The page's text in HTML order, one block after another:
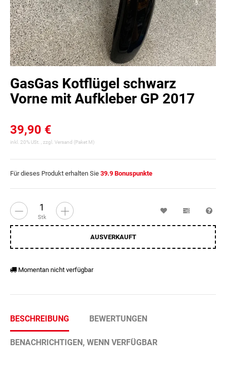
GasGas Kotflügel schwarz
Vorne mit Aufkleber GP 2017
39,90 €
inkl. 20% USt. , zzgl. Versand (Paket M)
Für dieses Produkt erhalten Sie 39.9 Bonuspunkte
Stk
AUSVERKAUFT
Momentan nicht verfügbar
Wunschzettel
BESCHREIBUNG BEWERTUNGEN
BENACHRICHTIGEN, WENN VERFÜGBAR